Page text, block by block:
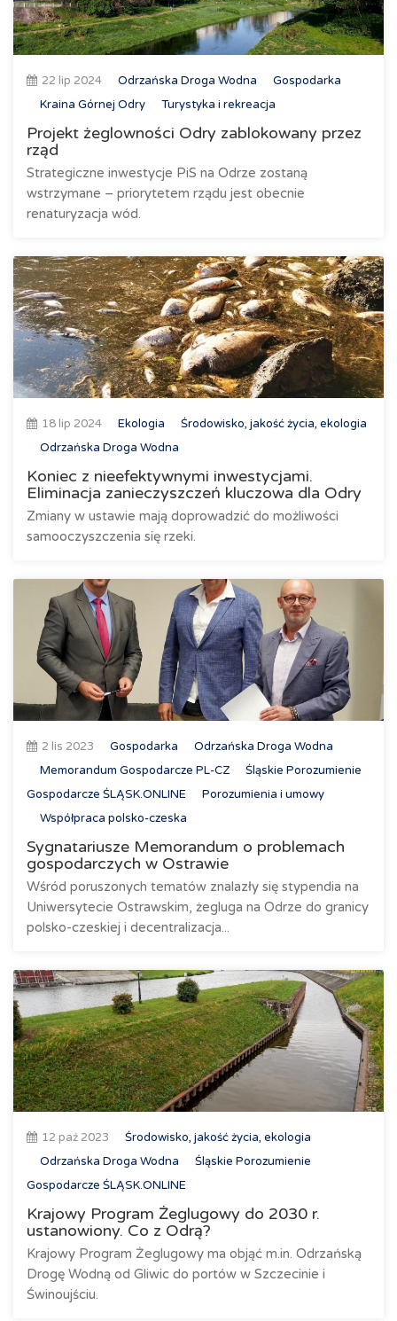
22 lip 2024 Odrzańska Droga Wodna
Gospodarka
Kraina Górnej Odry
Turystyka i rekreacja
Projekt żeglowności Odry zablokowany przez
rząd
Strategiczne inwestycje PiS na Odrze zostaną
wstrzymane – priorytetem rządu jest obecnie
renaturyzacja wód.
18 lip 2024 Ekologia
Środowisko, jakość życia, ekologia
Odrzańska Droga Wodna
Koniec z nieefektywnymi inwestycjami.
Eliminacja zanieczyszczeń kluczowa dla Odry
Zmiany w ustawie mają doprowadzić do możliwości
samooczyszczenia się rzeki.
2 lis 2023 Gospodarka
Odrzańska Droga Wodna
Memorandum Gospodarcze PL-CZ
Śląskie Porozumienie
Gospodarcze ŚLĄSK.ONLINE
Porozumienia i umowy
Współpraca polsko-czeska
Sygnatariusze Memorandum o problemach
gospodarczych w Ostrawie
Wśród poruszonych tematów znalazły się stypendia na
Uniwersytecie Ostrawskim, żegluga na Odrze do granicy
polsko-czeskiej i decentralizacja...
12 paź 2023
Środowisko, jakość życia, ekologia
Odrzańska Droga Wodna
Śląskie Porozumienie
Gospodarcze ŚLĄSK.ONLINE
Krajowy Program Żeglugowy do 2030 r.
ustanowiony. Co z Odrą?
Krajowy Program Żeglugowy ma objąć m.in. Odrzańską
Drogę Wodną od Gliwic do portów w Szczecinie i
Świnoujściu.